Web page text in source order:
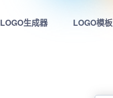
LOGO生成器 LOGO模板